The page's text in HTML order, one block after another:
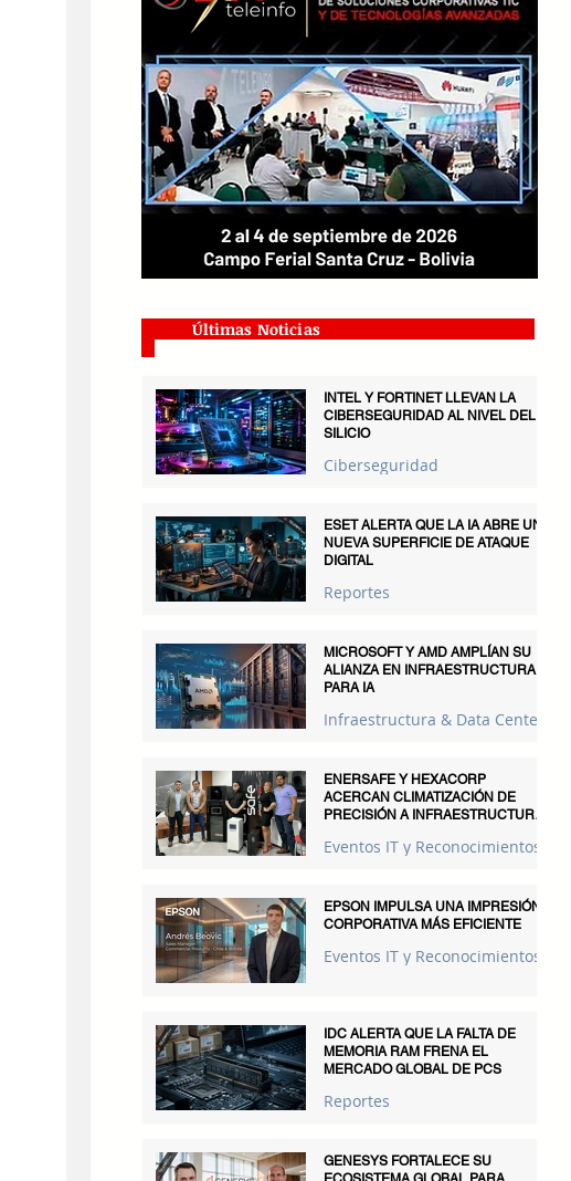
Últimas Noticias
INTEL Y FORTINET LLEVAN LA
CIBERSEGURIDAD AL NIVEL DEL
SILICIO
Ciberseguridad
ESET ALERTA QUE LA IA ABRE UNA
NUEVA SUPERFICIE DE ATAQUE
DIGITAL
Reportes
MICROSOFT Y AMD AMPLÍAN SU
ALIANZA EN INFRAESTRUCTURA
PARA IA
Infraestructura & Data Centers
ENERSAFE Y HEXACORP
ACERCAN CLIMATIZACIÓN DE
PRECISIÓN A INFRAESTRUCTURAS
Eventos IT y Reconocimientos
EPSON IMPULSA UNA IMPRESIÓN
CORPORATIVA MÁS EFICIENTE
Eventos IT y Reconocimientos
IDC ALERTA QUE LA FALTA DE
MEMORIA RAM FRENA EL
MERCADO GLOBAL DE PCS
Reportes
GENESYS FORTALECE SU